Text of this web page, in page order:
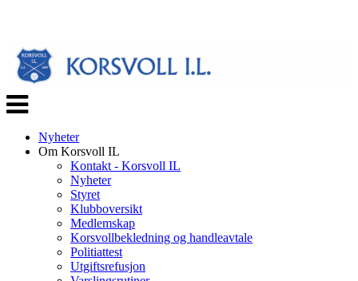
Veksle
navigasjon
Nyheter
Om Korsvoll IL
Kontakt - Korsvoll IL
Nyheter
Styret
Klubboversikt
Medlemskap
Korsvollbekledning og handleavtale
Politiattest
Utgiftsrefusjon